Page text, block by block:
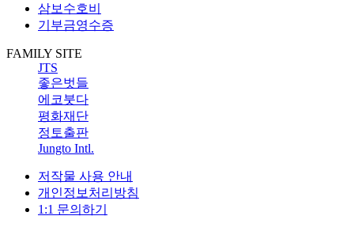
삼보수호비
기부금영수증
FAMILY SITE
JTS
좋은벗들
에코붓다
평화재단
정토출판
Jungto Intl.
저작물 사용 안내
개인정보처리방침
1:1 문의하기